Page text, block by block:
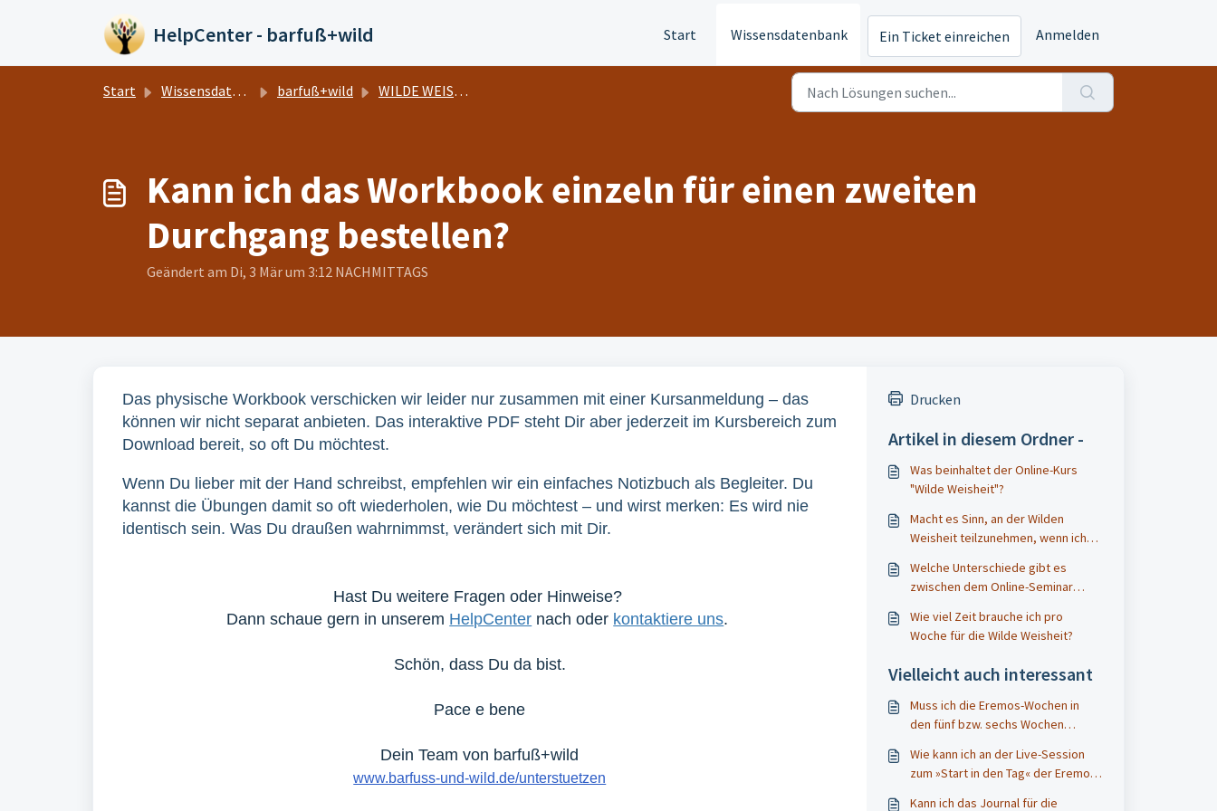
HelpCenter - barfuß+wild Start Wissensdatenbank Ein Ticket einreichen Anmelden
Start Wissensdatenbank barfuß+wild WILDE WEISHEIT
Kann ich das Workbook einzeln für einen zweiten
Durchgang bestellen?
Geändert am Di, 3 Mär um 3:12 NACHMITTAGS
Das physische Workbook verschicken wir leider nur zusammen mit einer Kursanmeldung – das
können wir nicht separat anbieten. Das interaktive PDF steht Dir aber jederzeit im Kursbereich zum
Download bereit, so oft Du möchtest.
Wenn Du lieber mit der Hand schreibst, empfehlen wir ein einfaches Notizbuch als Begleiter. Du
kannst die Übungen damit so oft wiederholen, wie Du möchtest – und wirst merken: Es wird nie
identisch sein. Was Du draußen wahrnimmst, verändert sich mit Dir.
Hast Du weitere Fragen oder Hinweise?
Dann schaue gern in unserem HelpCenter nach oder kontaktiere uns.
Schön, dass Du da bist.
Pace e bene
Dein Team von barfuß+wild
www.barfuss-und-wild.de/unterstuetzen
Drucken
Artikel in diesem Ordner -
Was beinhaltet der Online-Kurs
"Wilde Weisheit"?
Macht es Sinn, an der Wilden
Weisheit teilzunehmen, wenn ich
gemacht habe?
Welche Unterschiede gibt es
zwischen dem Online-Seminar
Wochen"?
Wie viel Zeit brauche ich pro
Woche für die Wilde Weisheit?
Vielleicht auch interessant
Muss ich die Eremos-Wochen in
den fünf bzw. sechs Wochen
lassen?
Wie kann ich an der Live-Session
zum »Start in den Tag« der Eremos-
Kann ich das Journal für die